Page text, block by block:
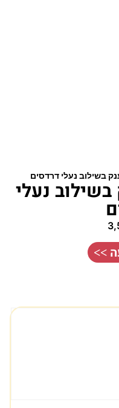
בשילוב נעלי דרדסים
נעלי
>>